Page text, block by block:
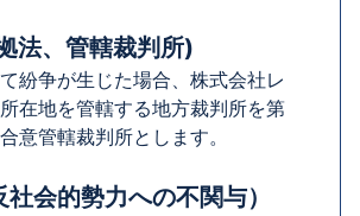
法、管轄裁判所)
紛争が生じた場合、株式会社レ
在地を管轄する地方裁判所を第
意管轄裁判所とします。
会的勢力への不関与）